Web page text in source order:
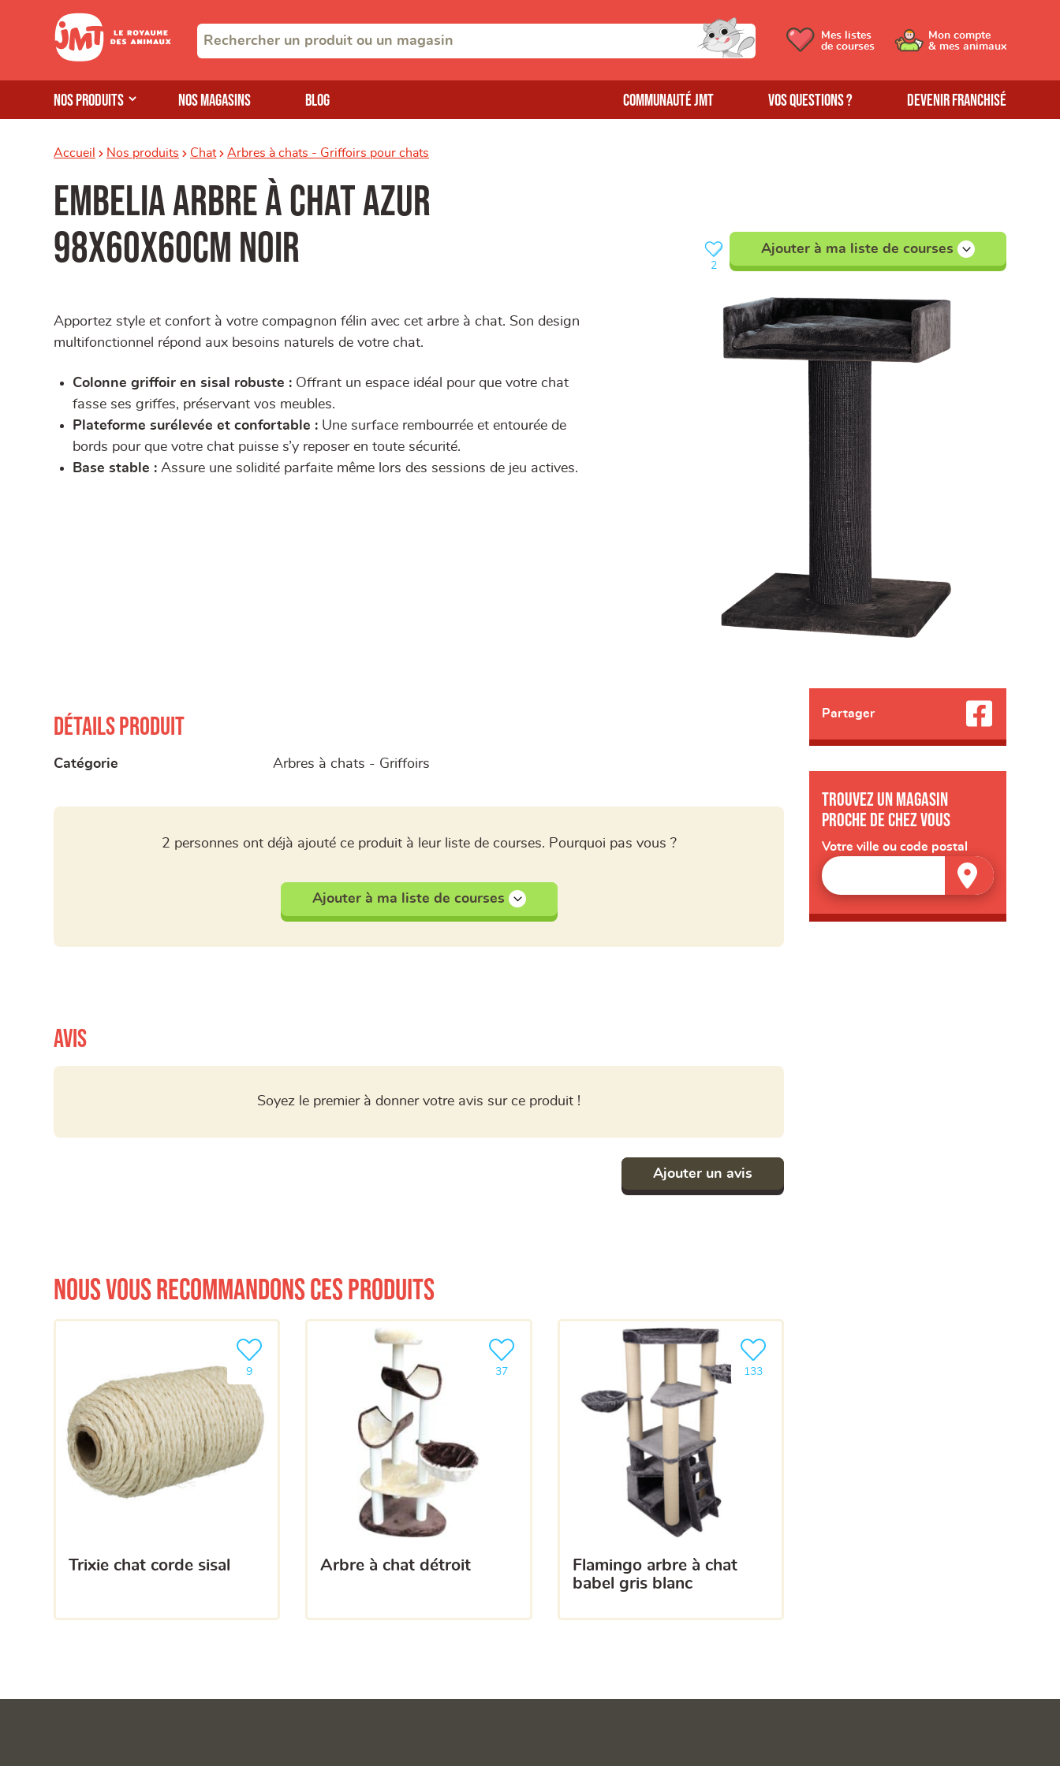
Nos produits Nos magasins Blog Communauté JMT Vos questions ? Devenir franchisé
Mes listes
de courses
Mon compte
& mes animaux
Accueil Nos produits Chat Arbres à chats - Griffoirs pour chats
Embelia Arbre à Chat Azur
98x60x60cm noir
2
Ajouter à ma liste de courses
Apportez style et confort à votre compagnon félin avec cet arbre à chat. Son design
multifonctionnel répond aux besoins naturels de votre chat.
Colonne griffoir en sisal robuste : Offrant un espace idéal pour que votre chat
fasse ses griffes, préservant vos meubles.
Plateforme surélevée et confortable : Une surface rembourrée et entourée de
bords pour que votre chat puisse s’y reposer en toute sécurité.
Base stable : Assure une solidité parfaite même lors des sessions de jeu actives.
Détails produit
Catégorie Arbres à chats - Griffoirs
2 personnes ont déjà ajouté ce produit à leur liste de courses. Pourquoi pas vous ?
Ajouter à ma liste de courses
Avis
Soyez le premier à donner votre avis sur ce produit !
Ajouter un avis
Nous vous recommandons ces produits
trixie chat corde sisal
9
Ajouter le produit à ma liste
arbre à chat détroit
37
Ajouter le produit à ma liste
flamingo arbre à chat
babel gris blanc
133
Ajouter le produit à ma liste
Partager
Trouvez un magasin
proche de chez vous
Votre ville ou code postal